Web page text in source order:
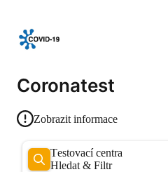
Coronatest
Zobrazit informace
Testovací centra
Hledat & Filtr